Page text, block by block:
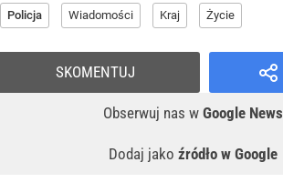
Policja Wiadomości Kraj Życie
Obserwuj nas w Google News
Dodaj jako źródło w Google
SKOMENTUJ